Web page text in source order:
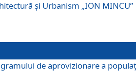
și Urbanism „ION MINCU”
de aprovizionare a